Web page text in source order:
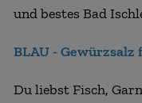
und bestes Bad
BLAU -
Du liebst Fisch,